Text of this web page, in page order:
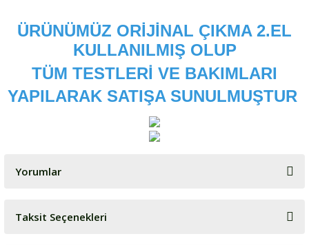
ÜRÜNÜMÜZ ORİJİNAL ÇIKMA 2.EL
KULLANILMIŞ OLUP
TÜM TESTLERİ VE BAKIMLARI
YAPILARAK SATIŞA SUNULMUŞTUR
Yorumlar
Bu ürüne ilk yorumu siz yapın!
Taksit Seçenekleri